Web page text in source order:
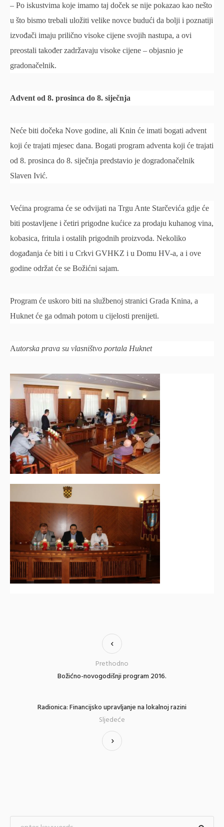
– Po iskustvima koje imamo taj doček se nije pokazao kao nešto
u što bismo trebali uložiti velike novce budući da bolji i poznatiji
izvođači imaju prilično visoke cijene svojih nastupa, a ovi
preostali također zadržavaju visoke cijene – objasnio je
gradonačelnik.
Advent od 8. prosinca do 8. siječnja
Neće biti dočeka Nove godine, ali Knin će imati bogati advent
koji će trajati mjesec dana. Bogati program adventa koji će trajati
od 8. prosinca do 8. siječnja predstavio je dogradonačelnik
Slaven Ivić.
Većina programa će se odvijati na Trgu Ante Starčevića gdje će
biti postavljene i četiri prigodne kućice za prodaju kuhanog vina,
kobasica, fritula i ostalih prigodnih proizvoda. Nekoliko
događanja će biti i u Crkvi GVHKZ i u Domu HV-a, a i ove
godine održat će se Božićni sajam.
Program će uskoro biti na službenoj stranici Grada Knina, a
Huknet će ga odmah potom u cijelosti prenijeti.
Autorska prava su vlasništvo portala Huknet
Božićno-novogodišnji program 2016.
Prethodno
Radionica: Financijsko upravljanje na lokalnoj razini
Sljedeće